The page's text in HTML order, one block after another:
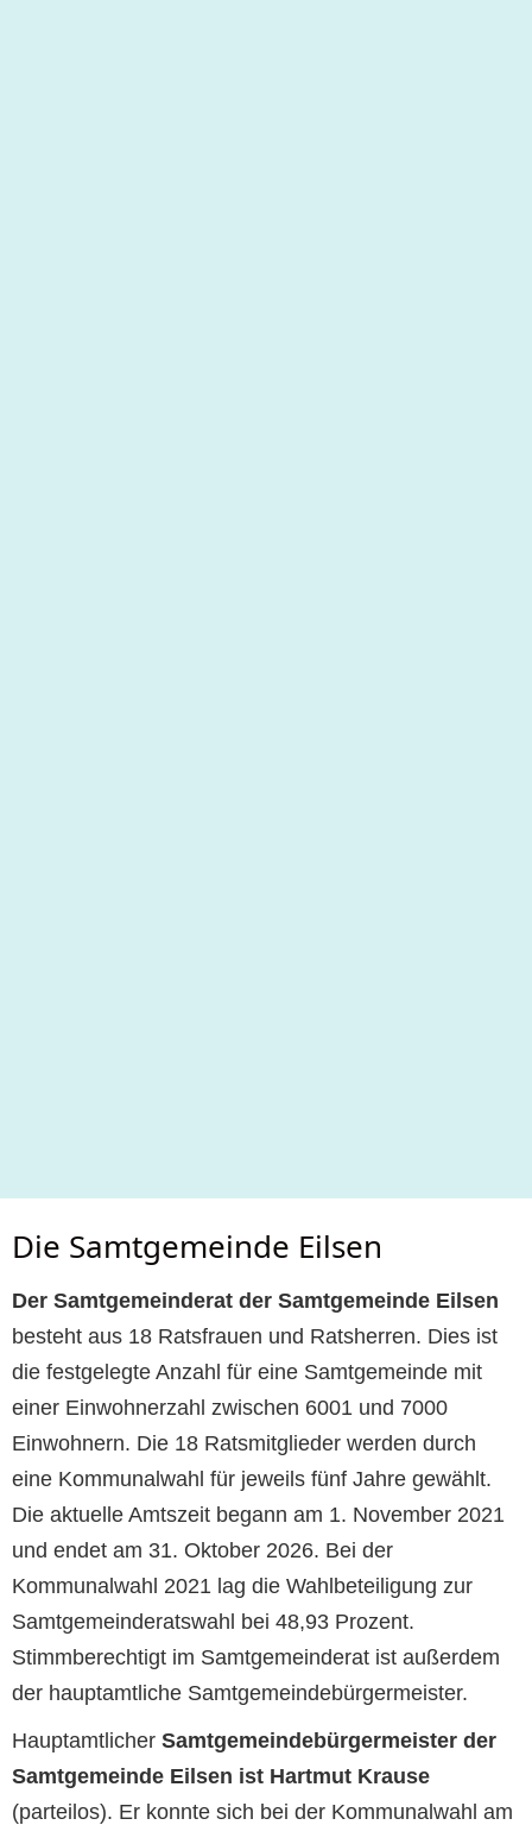
Die Samtgemeinde Eilsen
Der Samtgemeinderat der Samtgemeinde Eilsen
besteht aus 18 Ratsfrauen und Ratsherren. Dies ist
die festgelegte Anzahl für eine Samtgemeinde mit
einer Einwohnerzahl zwischen 6001 und 7000
Einwohnern. Die 18 Ratsmitglieder werden durch
eine Kommunalwahl für jeweils fünf Jahre gewählt.
Die aktuelle Amtszeit begann am 1. November 2021
und endet am 31. Oktober 2026. Bei der
Kommunalwahl 2021 lag die Wahlbeteiligung zur
Samtgemeinderatswahl bei 48,93 Prozent.
Stimmberechtigt im Samtgemeinderat ist außerdem
der hauptamtliche Samtgemeindebürgermeister.
Hauptamtlicher Samtgemeindebürgermeister der
Samtgemeinde Eilsen ist Hartmut Krause
(parteilos). Er konnte sich bei der Kommunalwahl am